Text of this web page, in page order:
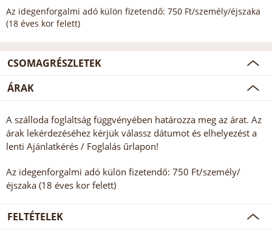
Az idegenforgalmi adó külön fizetendő: 750 Ft/személy/éjszaka
(18 éves kor felett)
CSOMAGRÉSZLETEK
ÁRAK
A szálloda foglaltság függvényében határozza meg az árat. Az
árak lekérdezéséhez kérjük válassz dátumot és elhelyezést a
lenti Ajánlatkérés / Foglalás űrlapon!
Az idegenforgalmi adó külön fizetendő: 750 Ft/személy/
éjszaka (18 éves kor felett)
FELTÉTELEK